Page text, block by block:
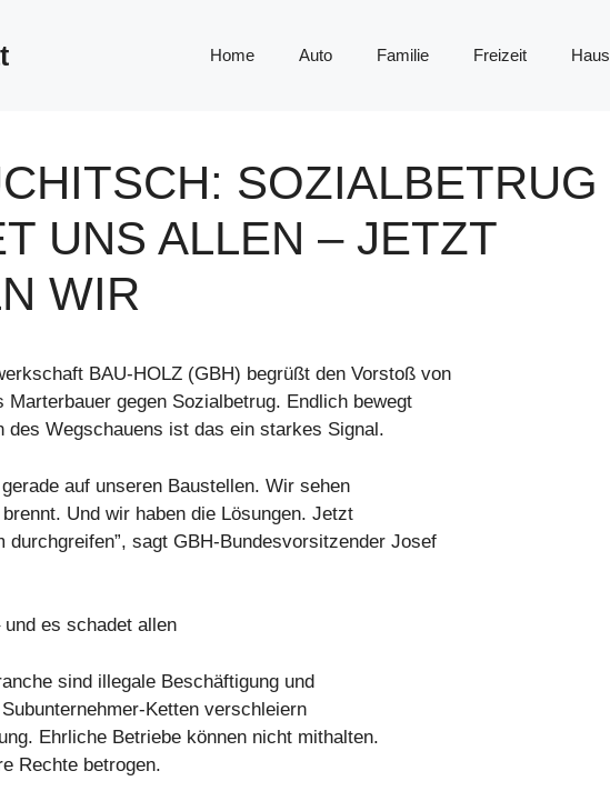
Home Auto Familie Freizeit Haus
SOZIALBETRUG
UNS ALLEN – JETZT
WIR
BAU-HOLZ (GBH) begrüßt den Vorstoß von
Marterbauer gegen Sozialbetrug. Endlich bewegt
des Wegschauens ist das ein starkes Signal.
auf unseren Baustellen. Wir sehen
Und wir haben die Lösungen. Jetzt
durchgreifen”, sagt GBH-Bundesvorsitzender Josef
es schadet allen
sind illegale Beschäftigung und
Ketten verschleiern
Ehrliche Betriebe können nicht mithalten.
Rechte betrogen.